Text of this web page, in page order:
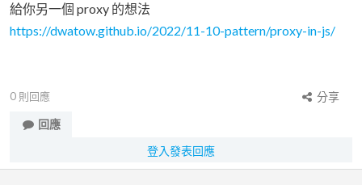
給你另一個 proxy 的想法
https://dwatow.github.io/2022/11-10-pattern/proxy-in-js/
0 則回應
分享
回應
登入發表回應